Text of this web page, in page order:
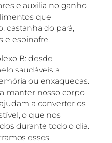
e auxilia no ganho
que
castanha do pará,
e espinafre.
B: desde
saudáveis a
ou enxaquecas.
manter nosso corpo
a converter os
o que nos
durante todo o dia.
esses